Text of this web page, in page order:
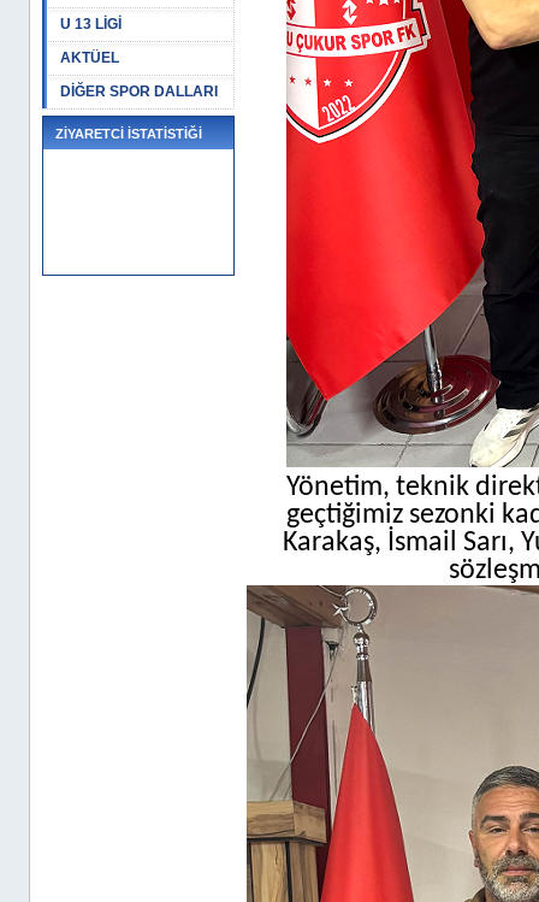
U 13 LİGİ
AKTÜEL
DİĞER SPOR DALLARI
ZİYARETCİ İSTATİSTİĞİ
Yönetim, teknik
geçtiğimiz sezonki
Karakaş, İsmail Sarı,